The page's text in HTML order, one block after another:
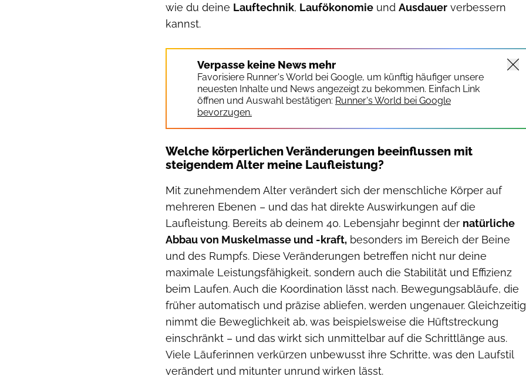
wie du deine Lauftechnik, Laufökonomie und Ausdauer verbessern
kannst.
Verpasse keine News mehr
Favorisiere Runner's World bei Google, um künftig häufiger unsere
neuesten Inhalte und News angezeigt zu bekommen. Einfach Link
öffnen und Auswahl bestätigen: Runner's World bei Google
bevorzugen.
Welche körperlichen Veränderungen beeinflussen mit
steigendem Alter meine Laufleistung?
Mit zunehmendem Alter verändert sich der menschliche Körper auf
mehreren Ebenen – und das hat direkte Auswirkungen auf die
Laufleistung. Bereits ab deinem 40. Lebensjahr beginnt der natürliche
Abbau von Muskelmasse und -kraft, besonders im Bereich der Beine
und des Rumpfs. Diese Veränderungen betreffen nicht nur deine
maximale Leistungsfähigkeit, sondern auch die Stabilität und Effizienz
beim Laufen. Auch die Koordination lässt nach. Bewegungsabläufe, die
früher automatisch und präzise abliefen, werden ungenauer. Gleichzeitig
nimmt die Beweglichkeit ab, was beispielsweise die Hüftstreckung
einschränkt – und das wirkt sich unmittelbar auf die Schrittlänge aus.
Viele Läuferinnen verkürzen unbewusst ihre Schritte, was den Laufstil
verändert und mitunter unrund wirken lässt.